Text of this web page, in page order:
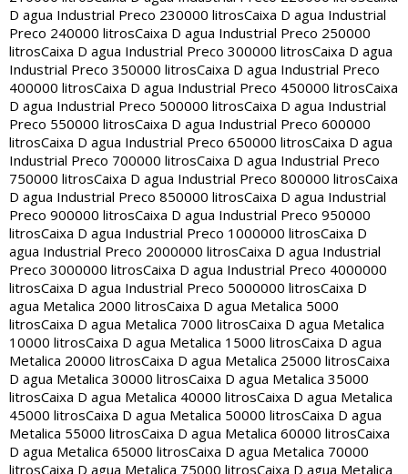
D agua Industrial Preco 230000 litrosCaixa D agua Industrial
Preco 240000 litrosCaixa D agua Industrial Preco 250000
litrosCaixa D agua Industrial Preco 300000 litrosCaixa D agua
Industrial Preco 350000 litrosCaixa D agua Industrial Preco
400000 litrosCaixa D agua Industrial Preco 450000 litrosCaixa
D agua Industrial Preco 500000 litrosCaixa D agua Industrial
Preco 550000 litrosCaixa D agua Industrial Preco 600000
litrosCaixa D agua Industrial Preco 650000 litrosCaixa D agua
Industrial Preco 700000 litrosCaixa D agua Industrial Preco
750000 litrosCaixa D agua Industrial Preco 800000 litrosCaixa
D agua Industrial Preco 850000 litrosCaixa D agua Industrial
Preco 900000 litrosCaixa D agua Industrial Preco 950000
litrosCaixa D agua Industrial Preco 1000000 litrosCaixa D
agua Industrial Preco 2000000 litrosCaixa D agua Industrial
Preco 3000000 litrosCaixa D agua Industrial Preco 4000000
litrosCaixa D agua Industrial Preco 5000000 litrosCaixa D
agua Metalica 2000 litrosCaixa D agua Metalica 5000
litrosCaixa D agua Metalica 7000 litrosCaixa D agua Metalica
10000 litrosCaixa D agua Metalica 15000 litrosCaixa D agua
Metalica 20000 litrosCaixa D agua Metalica 25000 litrosCaixa
D agua Metalica 30000 litrosCaixa D agua Metalica 35000
litrosCaixa D agua Metalica 40000 litrosCaixa D agua Metalica
45000 litrosCaixa D agua Metalica 50000 litrosCaixa D agua
Metalica 55000 litrosCaixa D agua Metalica 60000 litrosCaixa
D agua Metalica 65000 litrosCaixa D agua Metalica 70000
litrosCaixa D agua Metalica 75000 litrosCaixa D agua Metalica